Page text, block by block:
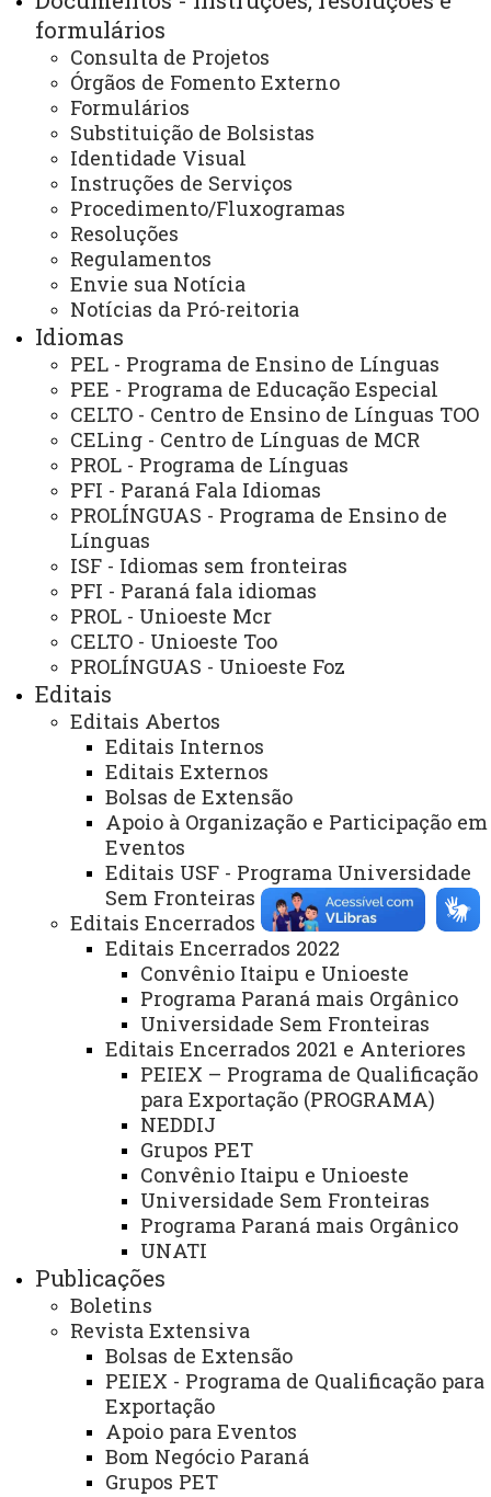
formulários
Consulta de Projetos
Órgãos de Fomento Externo
Formulários
Substituição de Bolsistas
Identidade Visual
Instruções de Serviços
Procedimento/Fluxogramas
Resoluções
Regulamentos
Envie sua Notícia
Notícias da Pró-reitoria
Idiomas
PEL - Programa de Ensino de Línguas
PEE - Programa de Educação Especial
CELTO - Centro de Ensino de Línguas TOO
CELing - Centro de Línguas de MCR
PROL - Programa de Línguas
PFI - Paraná Fala Idiomas
PROLÍNGUAS - Programa de Ensino de
Línguas
ISF - Idiomas sem fronteiras
PFI - Paraná fala idiomas
PROL - Unioeste Mcr
CELTO - Unioeste Too
PROLÍNGUAS - Unioeste Foz
Editais
Editais Abertos
Editais Internos
Editais Externos
Bolsas de Extensão
Apoio à Organização e Participação em
Eventos
Editais USF - Programa Universidade
Sem Fronteiras
Editais Encerrados
Editais Encerrados 2022
Convênio Itaipu e Unioeste
Programa Paraná mais Orgânico
Universidade Sem Fronteiras
Editais Encerrados 2021 e Anteriores
PEIEX – Programa de Qualificação
para Exportação (PROGRAMA)
NEDDIJ
Grupos PET
Convênio Itaipu e Unioeste
Universidade Sem Fronteiras
Programa Paraná mais Orgânico
UNATI
Publicações
Boletins
Revista Extensiva
Bolsas de Extensão
PEIEX - Programa de Qualificação para
Exportação
Apoio para Eventos
Bom Negócio Paraná
Grupos PET
ATUALIZAÇÃO MAIS RECENTE: 17 DE ABRIL DE
ACESSOS: 109
Você está aqui:Unioeste
Destaques/Informações
Editais Internos
EDITAL Nº 027/2026 - PROEX - HOMOLOGAÇÕES
DAS INSCRIÇÕES DO PROCESSO SELETIVO DE
BOLSISTA PARA ATUAR NO PROGRAMA DE FOMENTO
À EXTENSÃO UNIVERSITÁRIA
ACESSE
Acesso Restrito (Editores do Portal)
Arquivo Virtual
Bibliotecas
Identidade Visual
Mapa do Site
Ouvidoria
Portal Office 365
Sistemas
Telefones
Webmail
Secretaria Geral
Gabinete Reitoria
Secretaria dos Conselhos Superiores
PRÓ-REITORIAS
Administração e Finanças
Pesquisa/Pós Graduação
Recursos Humanos
Planejamento
ASSESSORIAS
Assistência Estudantil
Auditoria Interna